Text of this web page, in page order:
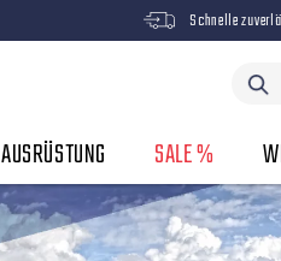
Schnelle
AUSRÜSTUNG SALE %